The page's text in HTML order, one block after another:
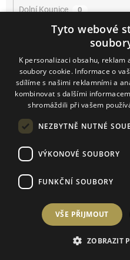
Dolní Kounice 0
Farra di Soligo
Horní Bojanovice
Josefov 0
Kačina 0
Klentnice 0
Konice 0
Kurdějov 0
0
Tyto webové
K personalizaci obsahu, reklam
soubory cookie. Informace o
sdílíme s našimi reklamními a
kombinovat s dalšími
shromáždili při vašem
NEZBYTNĚ NUTNÉ
VÝKONOVÉ SOUBORY
FUNKČNÍ SOUBORY
VŠE PŘIJMOUT
ZOBRAZIT